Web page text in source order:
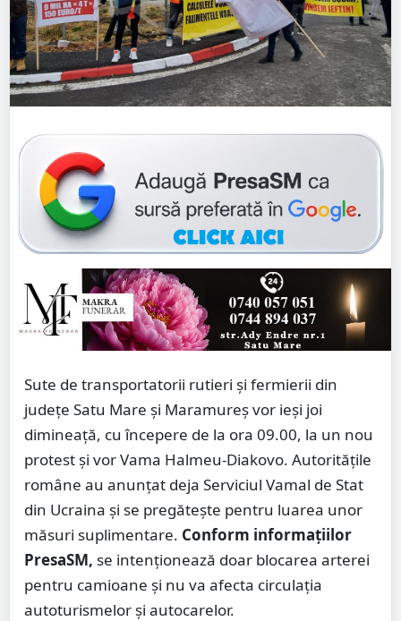
Sute de transportatorii rutieri şi fermierii din
județe Satu Mare și Maramureș vor ieși joi
dimineaţă, cu începere de la ora 09.00, la un nou
protest și vor Vama Halmeu-Diakovo. Autoritățile
române au anunțat deja Serviciul Vamal de Stat
din Ucraina și se pregătește pentru luarea unor
măsuri suplimentare. Conform informațiilor
PresaSM, se intenționează doar blocarea arterei
pentru camioane și nu va afecta circulaţia
autoturismelor şi autocarelor.